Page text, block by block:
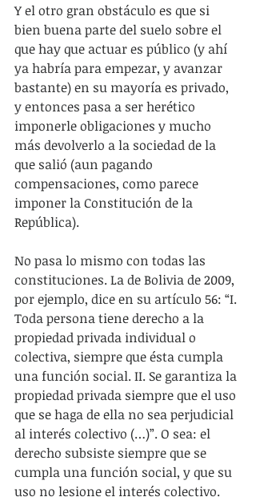
Y el otro gran obstáculo es que si
bien buena parte del suelo sobre el
que hay que actuar es público (y ahí
ya habría para empezar, y avanzar
bastante) en su mayoría es privado,
y entonces pasa a ser herético
imponerle obligaciones y mucho
más devolverlo a la sociedad de la
que salió (aun pagando
compensaciones, como parece
imponer la Constitución de la
República).
No pasa lo mismo con todas las
constituciones. La de Bolivia de 2009,
por ejemplo, dice en su artículo 56: “I.
Toda persona tiene derecho a la
propiedad privada individual o
colectiva, siempre que ésta cumpla
una función social. II. Se garantiza la
propiedad privada siempre que el uso
que se haga de ella no sea perjudicial
al interés colectivo (…)”. O sea: el
derecho subsiste siempre que se
cumpla una función social, y que su
uso no lesione el interés colectivo.